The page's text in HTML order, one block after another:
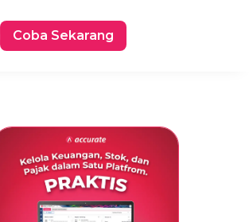
Coba Sekarang